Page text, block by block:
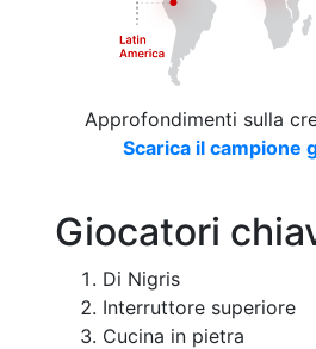
Approfondimenti sulla
Scarica il campione
Giocatori
Di Nigris
Interruttore superiore
Cucina in pietra